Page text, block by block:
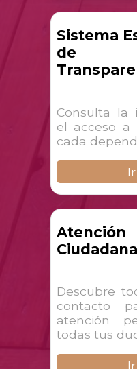
Sistema
de
Consulta la
el acceso a
cada
Atención
Ciudadana
Descubre
contacto
atención
todas tus